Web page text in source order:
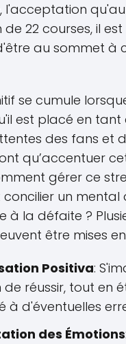
l'acceptation
22 courses, il est
au sommet à
se cumule
est placé en tant
des fans et
qu’accentuer
gérer ce
un mental
à la défaite ?
être mises
Positiva:
de réussir, tout en
à d'éventuelles
des Émotions: